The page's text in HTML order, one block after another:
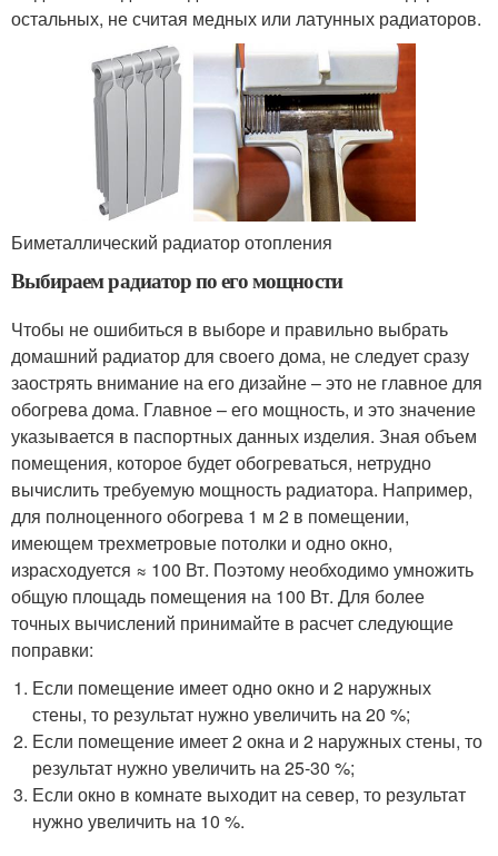
остальных, не считая медных или латунных радиаторов.
Биметаллический радиатор отопления
Выбираем радиатор по его мощности
Чтобы не ошибиться в выборе и правильно выбрать
домашний радиатор для своего дома, не следует сразу
заострять внимание на его дизайне – это не главное для
обогрева дома. Главное – его мощность, и это значение
указывается в паспортных данных изделия. Зная объем
помещения, которое будет обогреваться, нетрудно
вычислить требуемую мощность радиатора. Например,
для полноценного обогрева 1 м 2 в помещении,
имеющем трехметровые потолки и одно окно,
израсходуется ≈ 100 Вт. Поэтому необходимо умножить
общую площадь помещения на 100 Вт. Для более
точных вычислений принимайте в расчет следующие
поправки:
Если помещение имеет одно окно и 2 наружных
стены, то результат нужно увеличить на 20 %;
Если помещение имеет 2 окна и 2 наружных стены, то
результат нужно увеличить на 25-30 %;
Если окно в комнате выходит на север, то результат
нужно увеличить на 10 %.